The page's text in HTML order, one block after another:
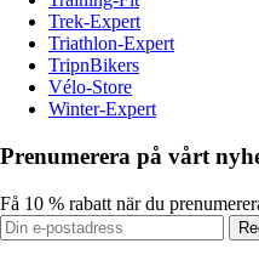
Trek-Expert
Triathlon-Expert
TripnBikers
Vélo-Store
Winter-Expert
Prenumerera på vårt
Få 10 % rabatt när du